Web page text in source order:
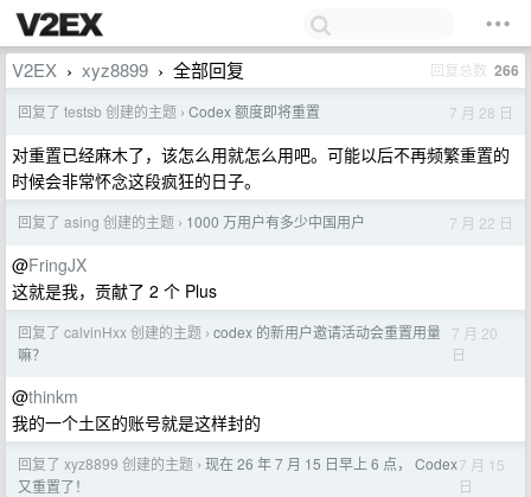
V2EX › xyz8899 › 全部回复 回复总数 266
回复了 testsb 创建的主题 › Codex 额度即将重置 7 月 28 日
对重置已经麻木了，该怎么用就怎么用吧。可能以后不再频繁重置的
时候会非常怀念这段疯狂的日子。
回复了 asing 创建的主题 › 1000 万用户有多少中国用户 7 月 22 日
@FringJX
这就是我，贡献了 2 个 Plus
回复了 calvinHxx 创建的主题 › codex 的新用户邀请活动会重置用量
嘛？
7 月 20
日
@thinkm
我的一个土区的账号就是这样封的
回复了 xyz8899 创建的主题 › 现在 26 年 7 月 15 日早上 6 点， Codex
又重置了！
7 月 15
日